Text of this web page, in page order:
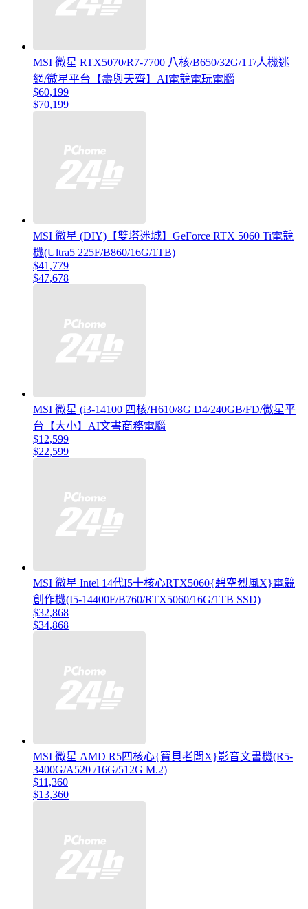
MSI 微星 RTX5070/R7-7700 八核/B650/32G/1T/人機迷
網/微星平台【壽與天齊】AI電競電玩電腦
$60,199
$70,199
MSI 微星 (DIY)【雙塔迷城】GeForce RTX 5060 Ti電競
機(Ultra5 225F/B860/16G/1TB)
$41,779
$47,678
MSI 微星 (i3-14100 四核/H610/8G D4/240GB/FD/微星平
台【大小】AI文書商務電腦
$12,599
$22,599
MSI 微星 Intel 14代I5十核心RTX5060{碧空烈風X}電競
創作機(I5-14400F/B760/RTX5060/16G/1TB SSD)
$32,868
$34,868
MSI 微星 AMD R5四核心{寶貝老闆X}影音文書機(R5-
3400G/A520 /16G/512G M.2)
$11,360
$13,360